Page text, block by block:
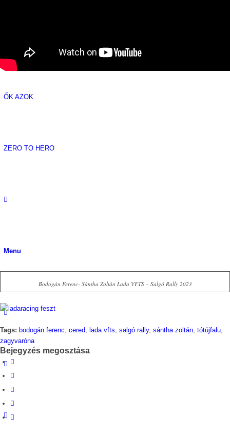
ŐK AZOK
ZERO TO HERO
Menu
Bodogán Ferenc- Sántha Zoltán Lada VFTS – Salgó Rally 2023
Tags: bodogán ferenc, cered, lada vfts, salgó rally, sántha zoltán, tótújfalu,
zagyvaróna
Bejegyzés megosztása